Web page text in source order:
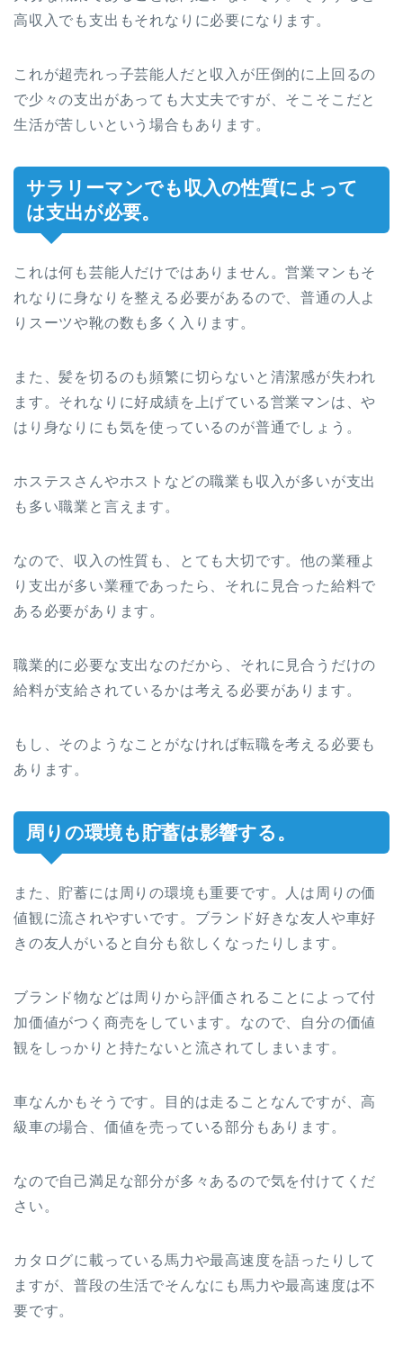
高収入でも支出もそれなりに必要になります。
これが超売れっ子芸能人だと収入が圧倒的に上回るの
で少々の支出があっても大丈夫ですが、そこそこだと
生活が苦しいという場合もあります。
サラリーマンでも収入の性質によって
は支出が必要。
これは何も芸能人だけではありません。営業マンもそ
れなりに身なりを整える必要があるので、普通の人よ
りスーツや靴の数も多く入ります。
また、髪を切るのも頻繁に切らないと清潔感が失われ
ます。それなりに好成績を上げている営業マンは、や
はり身なりにも気を使っているのが普通でしょう。
ホステスさんやホストなどの職業も収入が多いが支出
も多い職業と言えます。
なので、収入の性質も、とても大切です。他の業種よ
り支出が多い業種であったら、それに見合った給料で
ある必要があります。
職業的に必要な支出なのだから、それに見合うだけの
給料が支給されているかは考える必要があります。
もし、そのようなことがなければ転職を考える必要も
あります。
周りの環境も貯蓄は影響する。
また、貯蓄には周りの環境も重要です。人は周りの価
値観に流されやすいです。ブランド好きな友人や車好
きの友人がいると自分も欲しくなったりします。
ブランド物などは周りから評価されることによって付
加価値がつく商売をしています。なので、自分の価値
観をしっかりと持たないと流されてしまいます。
車なんかもそうです。目的は走ることなんですが、高
級車の場合、価値を売っている部分もあります。
なので自己満足な部分が多々あるので気を付けてくだ
さい。
カタログに載っている馬力や最高速度を語ったりして
ますが、普段の生活でそんなにも馬力や最高速度は不
要です。